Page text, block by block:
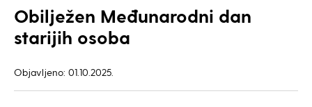
Obilježen Međunarodni dan
starijih osoba
Objavljeno: 01.10.2025.